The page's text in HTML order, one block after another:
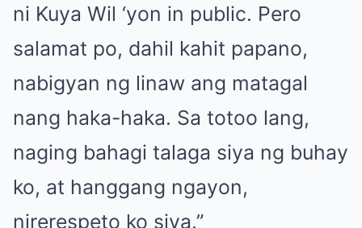
ni Kuya Wil ‘yon in public. Pero
salamat po, dahil kahit papano,
nabigyan ng linaw ang matagal
nang haka-haka. Sa totoo lang,
naging bahagi talaga siya ng buhay
ko, at hanggang ngayon,
nirerespeto ko siya.”